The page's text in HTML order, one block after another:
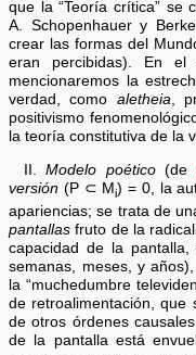
que la “Teoría crítica” se
A. Schopenhauer y
crear las formas del
eran percibidas). En
mencionaremos la
verdad, como aletheia,
positivismo
la teoría constitutiva de la
II.Modelo poético(de
versión (P ⊂ Mi) = 0, la
apariencias; se trata de
pantallas fruto de la
capacidad de la
semanas, meses, y
la “muchedumbre
de retroalimentación, que
de otros órdenes
de la pantalla está